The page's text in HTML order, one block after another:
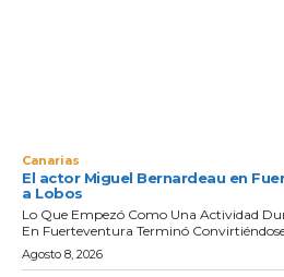
Canarias
El actor Miguel Bernardeau en
a Lobos
Lo Que Empezó Como Una Actividad
En Fuerteventura Terminó
Agosto 8, 2026